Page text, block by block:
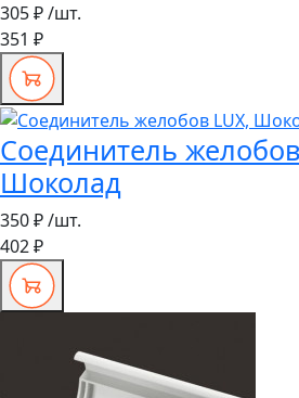
305 ₽/шт.
351 ₽
Соединитель
Шоколад
350 ₽/шт.
402 ₽